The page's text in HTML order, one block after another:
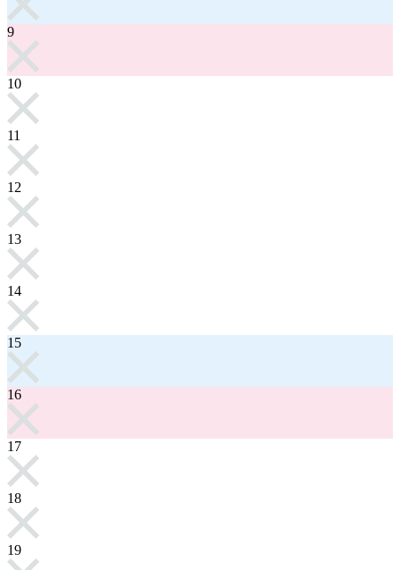
9
10
11
12
13
14
15
16
17
18
19